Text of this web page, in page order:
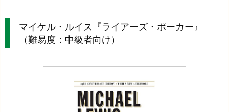
マイケル・ルイス『ライアーズ・ポーカー』
（難易度：中級者向け）